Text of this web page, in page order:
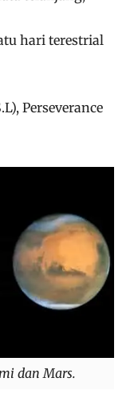
hari terestrial
Perseverance
dan Mars.